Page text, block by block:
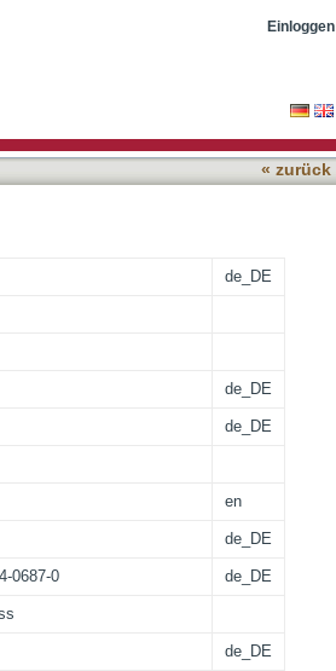
Einloggen
« zurück
de_DE
de_DE
de_DE
en
de_DE
0687-0 de_DE
de_DE